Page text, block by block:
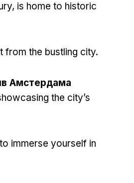
, is home to historic
from the bustling city.
Амстердама
the city’s
immerse yourself in